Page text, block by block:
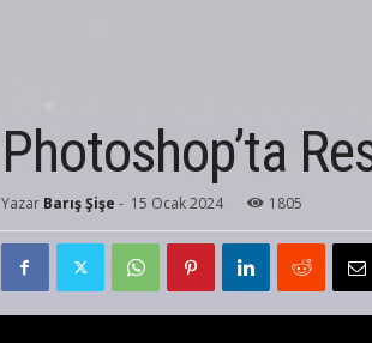
Photoshop’ta
Yazar Barış Şişe - 15 Ocak 2024 1805